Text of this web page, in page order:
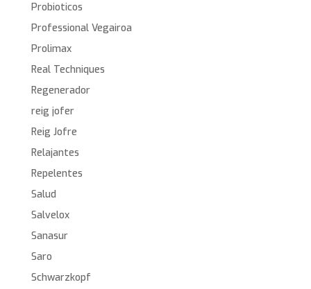
Probioticos
Professional Vegairoa
Prolimax
Real Techniques
Regenerador
reig jofer
Reig Jofre
Relajantes
Repelentes
Salud
Salvelox
Sanasur
Saro
Schwarzkopf